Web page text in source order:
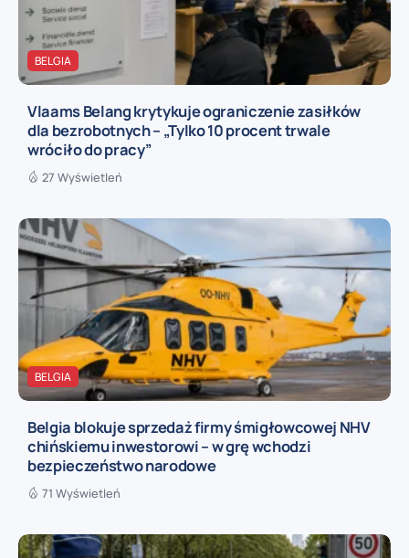
BELGIA
Vlaams Belang krytykuje ograniczenie zasiłków
dla bezrobotnych – „Tylko 10 procent trwale
wróciło do pracy”
27 Wyświetleń
BELGIA
Belgia blokuje sprzedaż firmy śmigłowcowej NHV
chińskiemu inwestorowi – w grę wchodzi
bezpieczeństwo narodowe
71 Wyświetleń